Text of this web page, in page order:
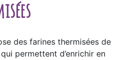
des farines thermisées de
permettent d’enrichir en